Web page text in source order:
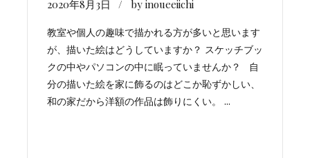
2020年8月3日 by inoueeiichi
教室や個人の趣味で描かれる方が多いと思います
が、描いた絵はどうしていますか？ スケッチブッ
クの中やパソコンの中に眠っていませんか？ 自
分の描いた絵を家に飾るのはどこか恥ずかしい、
和の家だから洋額の作品は飾りにくい。 ...